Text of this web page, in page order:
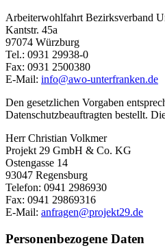
Arbeiterwohlfahrt Bezirksverband
Kantstr. 45a
97074 Würzburg
Tel.: 0931 29938-0
Fax: 0931 2500380
E-Mail: info@awo-unterfranken.de
Den gesetzlichen Vorgaben
Datenschutzbeauftragten bestellt.
Herr Christian Volkmer
Projekt 29 GmbH & Co. KG
Ostengasse 14
93047 Regensburg
Telefon: 0941 2986930
Fax: 0941 29869316
E-Mail: anfragen@projekt29.de
Personenbezogene Daten